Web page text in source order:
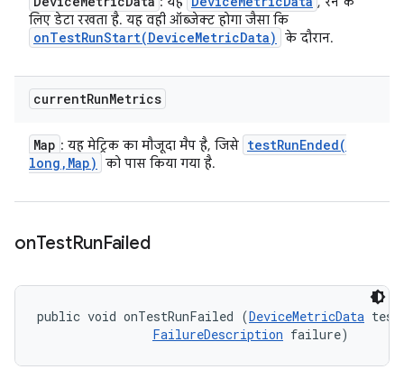
लिए डेटा रखता है. यह वही ऑब्जेक्ट होगा जैसा कि
onTestRunStart(DeviceMetricData) के दौरान.
currentRunMetrics
Map : यह मेट्रिक का मौजूदा मैप है, जिसे testRunEnded(
long , Map) को पास किया गया है.
onTestRunFailed
public void onTestRunFailed (DeviceMetricData
FailureDescription failure)